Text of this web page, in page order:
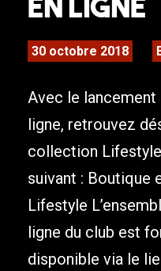
30 octobre 2018
Avec le
ligne, retrouvez
collection
suivant : Boutique
Lifestyle
ligne du club est
disponible via le